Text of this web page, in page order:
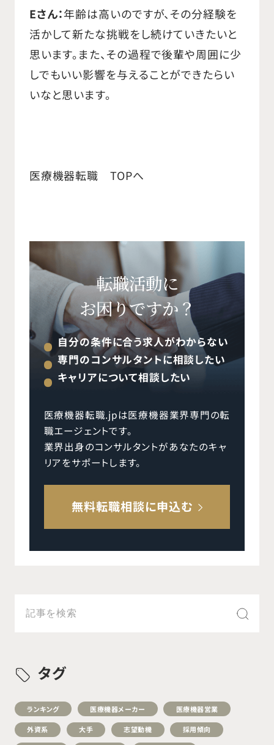
Eさん：年齢は高いのですが、その分経験を
活かして新たな挑戦をし続けていきたいと
思います。また、その過程で後輩や周囲に少
しでもいい影響を与えることができたらい
いなと思います。
医療機器転職 TOPへ
転職活動に
お困りですか？
自分の条件に合う求人がわからない
専門のコンサルタントに相談したい
キャリアについて相談したい
医療機器転職.jpは医療機器業界専門の転
職エージェントです。
業界出身のコンサルタントがあなたのキャ
リアをサポートします。
無料転職相談に申込む
タグ
ランキング 医療機器メーカー 医療機器営業
外資系 大手 志望動機 採用傾向